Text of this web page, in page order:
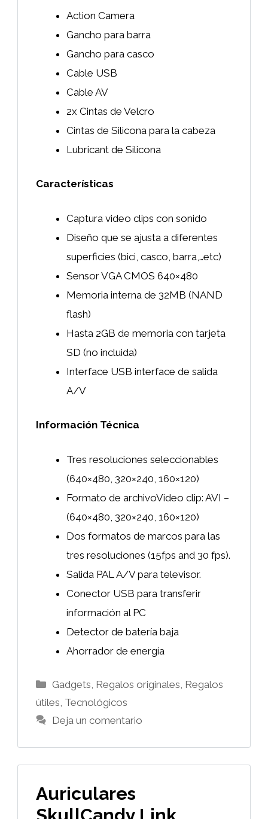
Action Camera
Gancho para barra
Gancho para casco
Cable USB
Cable AV
2x Cintas de Velcro
Cintas de Silicona para la cabeza
Lubricant de Silicona
Características
Captura video clips con sonido
Diseño que se ajusta a diferentes
superficies (bici, casco, barra,…etc)
Sensor VGA CMOS 640×480
Memoria interna de 32MB (NAND
flash)
Hasta 2GB de memoria con tarjeta
SD (no incluida)
Interface USB interface de salida
A/V
Información Técnica
Tres resoluciones seleccionables
(640×480, 320×240, 160×120)
Formato de archivoVideo clip: AVI –
(640×480, 320×240, 160×120)
Dos formatos de marcos para las
tres resoluciones (15fps and 30 fps).
Salida PAL A/V para televisor.
Conector USB para transferir
información al PC
Detector de batería baja
Ahorrador de energía
Categorías
Gadgets, Regalos originales, Regalos
útiles, Tecnológicos
Deja un comentario
Auriculares